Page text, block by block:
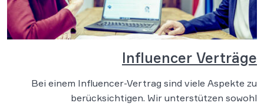
Influencer Verträge
Bei einem Influencer-Vertrag sind viele Aspekte zu
berücksichtigen. Wir unterstützen sowohl